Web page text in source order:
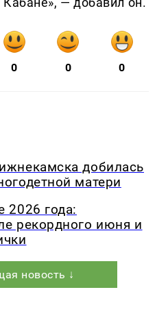
0 0 0
добилась
матери
2026 года:
рекордного июня и
новость ↓